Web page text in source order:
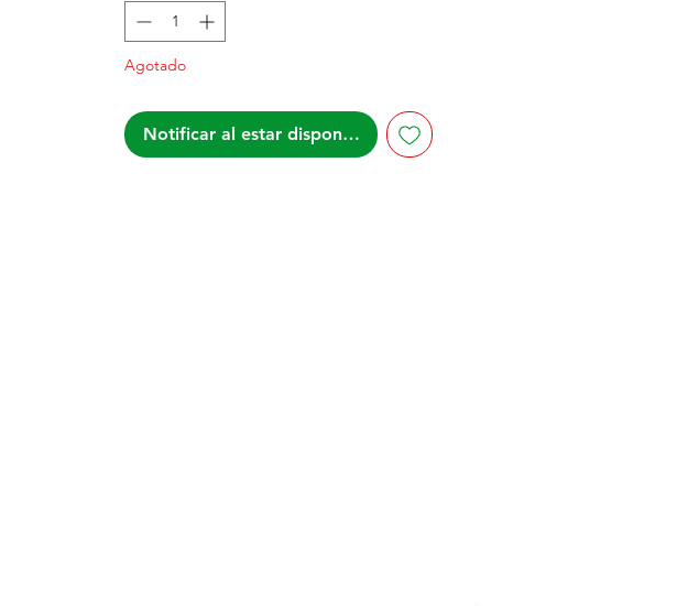
Agotado
Notificar al estar disponible